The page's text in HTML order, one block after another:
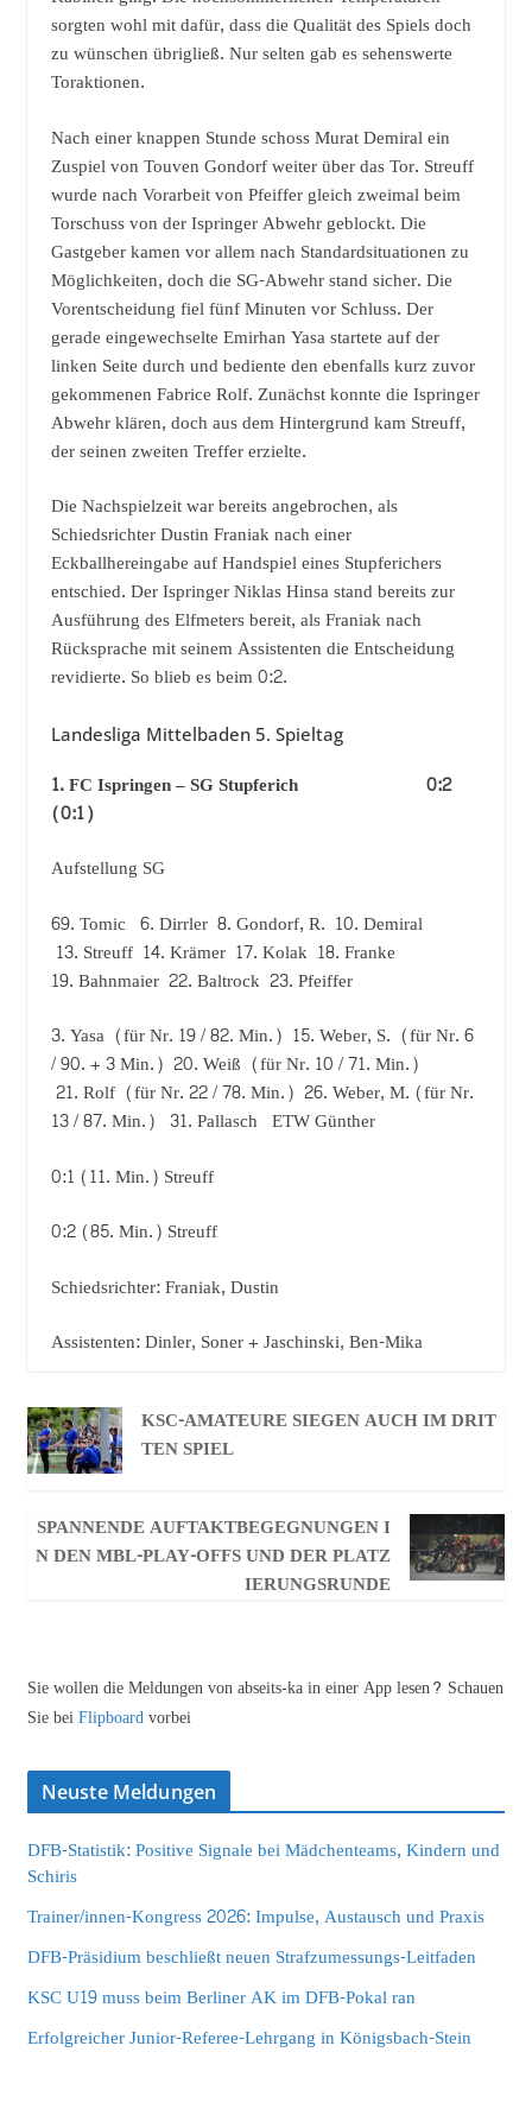
sorgten wohl mit dafür, dass die Qualität des Spiels doch
zu wünschen übrigließ. Nur selten gab es sehenswerte
Toraktionen.
Nach einer knappen Stunde schoss Murat Demiral ein
Zuspiel von Touven Gondorf weiter über das Tor. Streuff
wurde nach Vorarbeit von Pfeiffer gleich zweimal beim
Torschuss von der Ispringer Abwehr geblockt. Die
Gastgeber kamen vor allem nach Standardsituationen zu
Möglichkeiten, doch die SG-Abwehr stand sicher. Die
Vorentscheidung fiel fünf Minuten vor Schluss. Der
gerade eingewechselte Emirhan Yasa startete auf der
linken Seite durch und bediente den ebenfalls kurz zuvor
gekommenen Fabrice Rolf. Zunächst konnte die Ispringer
Abwehr klären, doch aus dem Hintergrund kam Streuff,
der seinen zweiten Treffer erzielte.
Die Nachspielzeit war bereits angebrochen, als
Schiedsrichter Dustin Franiak nach einer
Eckballhereingabe auf Handspiel eines Stupferichers
entschied. Der Ispringer Niklas Hinsa stand bereits zur
Ausführung des Elfmeters bereit, als Franiak nach
Rücksprache mit seinem Assistenten die Entscheidung
revidierte. So blieb es beim 0:2.
Landesliga Mittelbaden 5. Spieltag
1. FC Ispringen – SG Stupferich 0:2
(0:1)
Aufstellung SG
69. Tomic 6. Dirrler 8. Gondorf, R. 10. Demiral
13. Streuff 14. Krämer 17. Kolak 18. Franke
19. Bahnmaier 22. Baltrock 23. Pfeiffer
3. Yasa (für Nr. 19 / 82. Min.) 15. Weber, S. (für Nr. 6
/ 90. + 3 Min.) 20. Weiß (für Nr. 10 / 71. Min.)
21. Rolf (für Nr. 22 / 78. Min.) 26. Weber, M. (für Nr.
13 / 87. Min.) 31. Pallasch ETW Günther
0:1 (11. Min.) Streuff
0:2 (85. Min.) Streuff
Schiedsrichter: Franiak, Dustin
Assistenten: Dinler, Soner + Jaschinski, Ben-Mika
KSC-AMATEURE SIEGEN AUCH IM DRIT
TEN SPIEL
SPANNENDE AUFTAKTBEGEGNUNGEN I
N DEN MBL-PLAY-OFFS UND DER PLATZ
IERUNGSRUNDE
Sie wollen die Meldungen von abseits-ka in einer App lesen? Schauen
Sie beiFlipboardvorbei
Neuste Meldungen
DFB-Statistik: Positive Signale bei Mädchenteams, Kindern und
Schiris
Trainer/innen-Kongress 2026: Impulse, Austausch und Praxis
DFB-Präsidium beschließt neuen Strafzumessungs-Leitfaden
KSC U19 muss beim Berliner AK im DFB-Pokal ran
Erfolgreicher Junior-Referee-Lehrgang in Königsbach-Stein